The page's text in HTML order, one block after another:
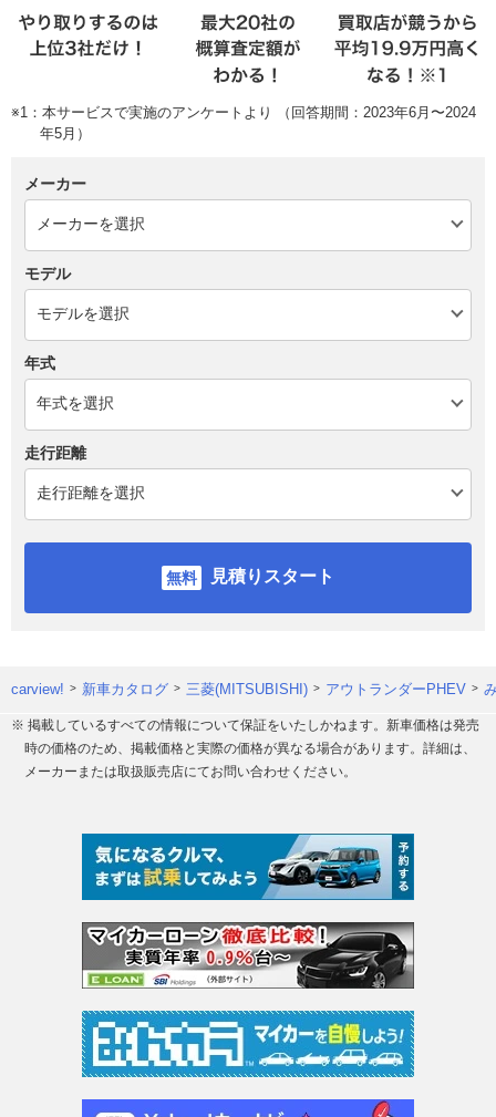
※1：本サービスで実施のアンケートより （回答期間：2023年6月〜2024
年5月）
メーカー
モデル
年式
走行距離
見積りスタート
carview! 新車カタログ 三菱(MITSUBISHI) アウトランダーPHEV
※ 掲載しているすべての情報について保証をいたしかねます。新車価格は発売
時の価格のため、掲載価格と実際の価格が異なる場合があります。詳細は、
メーカーまたは取扱販売店にてお問い合わせください。